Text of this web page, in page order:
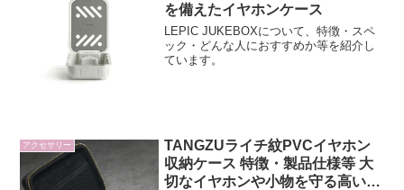
を備えたイヤホンケース
LEPIC JUKEBOXについて、特徴・スペ
ック・どんな人におすすめか等を紹介し
ています。
アクセサリー
TANGZUライチ紋PVCイヤホン
収納ケース 特徴・製品仕様等 大
切なイヤホンや小物を守る高い保